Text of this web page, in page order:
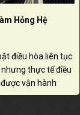
Hỏng Hệ
điều hòa liên tục
thực tế điều
vận hành
vẫn có thể hoạt